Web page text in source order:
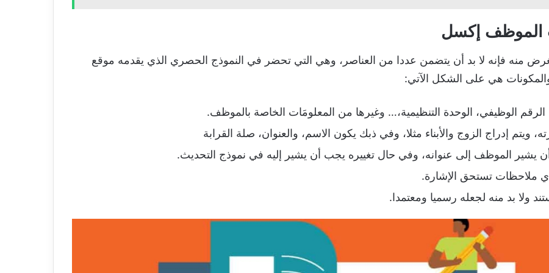
الموظف إكسل
منه فإنه لا بد أن يتضمن عددا من العناصر، وهي التي تحضر في النموذج الحصري الذي يقدمه موقع
هي على الشكل الآتي:
الرقم الوظيفي، الوحدة التنظيمية،… وغيرها من المعلومَات الخاصة بالموظف.
ويتم إدراج الزوج والأبناء مثلا، وفي ذبك يكون الاسم، والعنوان، صلة القرابة
يشير الموظف إلى عنوانه، وفي حال تغييره يجب أن يشير إليه في نموذج التحديث.
ملاحظات تستحق الإشارة.
ولا بد منه لجعله رسميا ومعتمدا.